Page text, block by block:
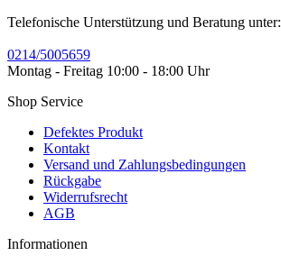
Telefonische Unterstützung und Beratung unter:
0214/5005659
Montag - Freitag 10:00 - 18:00 Uhr
Shop Service
Defektes Produkt
Kontakt
Versand und Zahlungsbedingungen
Rückgabe
Widerrufsrecht
AGB
Informationen